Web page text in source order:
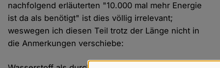
nachfolgend erläuterten "10.000 mal mehr Energie
ist da als benötigt" ist dies völlig irrelevant;
weswegen ich diesen Teil trotz der Länge nicht in
die Anmerkungen verschiebe: